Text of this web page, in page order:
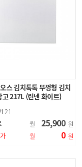
스 김치톡톡 뚜껑형 김치
고 217L (린넨 화이트)
월 25,900 원
월 0 원